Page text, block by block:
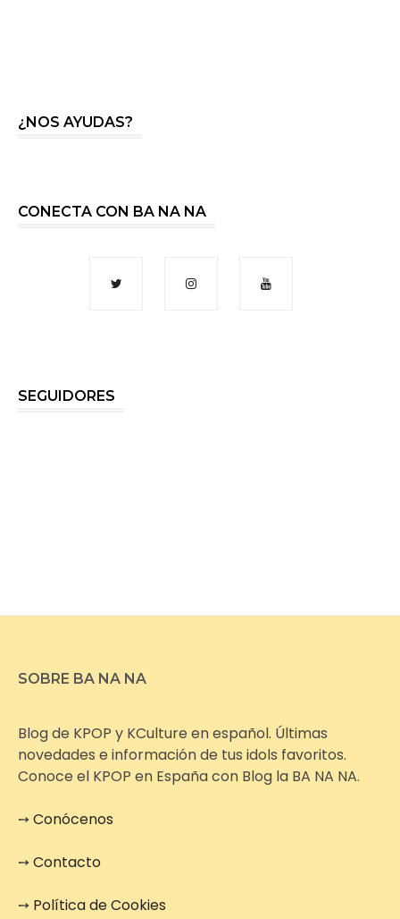
¿NOS AYUDAS?
CONECTA CON BA NA NA
SEGUIDORES
SOBRE BA NA NA
Blog de KPOP y KCulture en español. Últimas
novedades e información de tus idols favoritos.
Conoce el KPOP en España con Blog la BA NA NA.
➙Conócenos
➙Contacto
➙ Política de Cookies